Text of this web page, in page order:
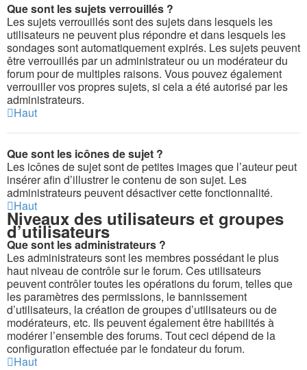
Que sont les sujets verrouillés ?
Les sujets verrouillés sont des sujets dans lesquels les
utilisateurs ne peuvent plus répondre et dans lesquels les
sondages sont automatiquement expirés. Les sujets peuvent
être verrouillés par un administrateur ou un modérateur du
forum pour de multiples raisons. Vous pouvez également
verrouiller vos propres sujets, si cela a été autorisé par les
administrateurs.
Haut
Que sont les icônes de sujet ?
Les icônes de sujet sont de petites images que l’auteur peut
insérer afin d’illustrer le contenu de son sujet. Les
administrateurs peuvent désactiver cette fonctionnalité.
Haut
Niveaux des utilisateurs et groupes
d’utilisateurs
Que sont les administrateurs ?
Les administrateurs sont les membres possédant le plus
haut niveau de contrôle sur le forum. Ces utilisateurs
peuvent contrôler toutes les opérations du forum, telles que
les paramètres des permissions, le bannissement
d’utilisateurs, la création de groupes d’utilisateurs ou de
modérateurs, etc. Ils peuvent également être habilités à
modérer l’ensemble des forums. Tout ceci dépend de la
configuration effectuée par le fondateur du forum.
Haut